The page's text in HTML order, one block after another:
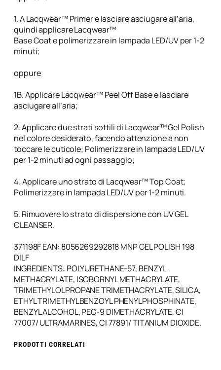
1. A Lacqwear™ Primer e lasciare asciugare all’aria,
quindi applicare Lacqwear™
Base Coat e polimerizzare in lampada LED/UV per 1-2
minuti;
oppure
1B. Applicare Lacqwear™ Peel Off Base e lasciare
asciugare all’aria;
2. Applicare due strati sottili di Lacqwear™ Gel Polish
nel colore desiderato, facendo attenzione a non
toccare le cuticole; Polimerizzare in lampada LED/UV
per 1-2 minuti ad ogni passaggio;
4. Applicare uno strato di Lacqwear™ Top Coat;
Polimerizzare in lampada LED/UV per 1-2 minuti.
5. Rimuovere lo strato di dispersione con UV GEL
CLEANSER.
371198F EAN: 8056269292818 MNP GEL POLISH 198
DILF
INGREDIENTS: POLYURETHANE-57, BENZYL
METHACRYLATE, ISOBORNYL METHACRYLATE,
TRIMETHYLOLPROPANE TRIMETHACRYLATE, SILICA,
ETHYL TRIMETHYLBENZOYL PHENYLPHOSPHINATE,
BENZYL ALCOHOL, PEG-9 DIMETHACRYLATE, CI
77007/ ULTRAMARINES, CI 77891/ TITANIUM DIOXIDE.
PRODOTTI CORRELATI